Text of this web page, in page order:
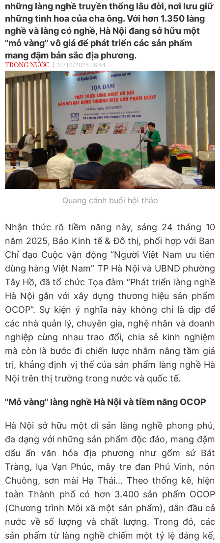
những làng nghề truyền thống lâu đời, nơi lưu giữ
những tinh hoa của cha ông. Với hơn 1.350 làng
nghề và làng có nghề, Hà Nội đang sở hữu một
"mỏ vàng" vô giá để phát triển các sản phẩm
mang đậm bản sắc địa phương.
TRONG NƯỚC 24/10/2025 18:54
Quang cảnh buổi hội thảo
Nhận thức rõ tiềm năng này, sáng 24 tháng 10
năm 2025, Báo Kinh tế & Đô thị, phối hợp với Ban
Chỉ đạo Cuộc vận động “Người Việt Nam ưu tiên
dùng hàng Việt Nam” TP Hà Nội và UBND phường
Tây Hồ, đã tổ chức Tọa đàm “Phát triển làng nghề
Hà Nội gắn với xây dựng thương hiệu sản phẩm
OCOP”. Sự kiện ý nghĩa này không chỉ là dịp để
các nhà quản lý, chuyên gia, nghệ nhân và doanh
nghiệp cùng nhau trao đổi, chia sẻ kinh nghiệm
mà còn là bước đi chiến lược nhằm nâng tầm giá
trị, khẳng định vị thế của sản phẩm làng nghề Hà
Nội trên thị trường trong nước và quốc tế.
"Mỏ vàng" làng nghề Hà Nội và tiềm năng OCOP
Hà Nội sở hữu một di sản làng nghề phong phú,
đa dạng với những sản phẩm độc đáo, mang đậm
dấu ấn văn hóa địa phương như gốm sứ Bát
Tràng, lụa Vạn Phúc, mây tre đan Phú Vinh, nón
Chuông, sơn mài Hạ Thái... Theo thống kê, hiện
toàn Thành phố có hơn 3.400 sản phẩm OCOP
(Chương trình Mỗi xã một sản phẩm), dẫn đầu cả
nước về số lượng và chất lượng. Trong đó, các
sản phẩm từ làng nghề chiếm một tỷ lệ đáng kể,